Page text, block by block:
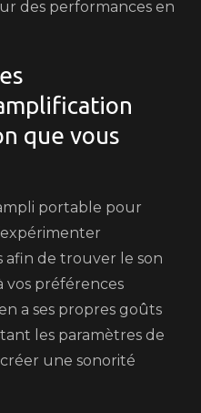
des performances en
que vous
portable pour
de trouver le son
vos préférences
a ses propres goûts
les paramètres de
une sonorité